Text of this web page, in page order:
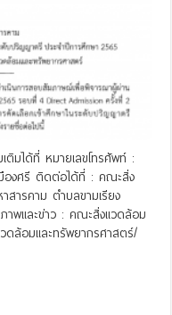
มได้ที่ หมายเลขโทรศัพท์ :
มืองศรี ติดต่อได้ที่ : คณะสิ่ง
ารคาม ตำบลขามเรียง
าพและข่าว : คณะสิ่งแวดล้อม
ดล้อมและทรัพยากรศาสตร์/